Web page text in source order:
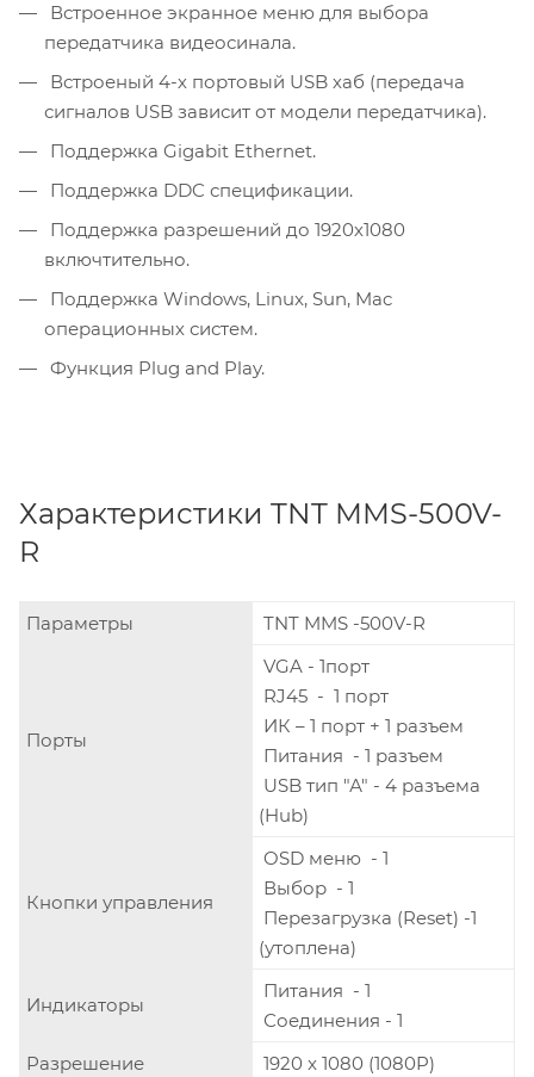
Встроенное экранное меню для выбора
передатчика видеосинала.
Встроеный 4-х портовый USB хаб (передача
сигналов USB зависит от модели передатчика).
Поддержка Gigabit Ethernet.
Поддержка DDC спецификации.
Поддержка разрешений до 1920х1080
включтительно.
Поддержка Windows, Linux, Sun, Mac
операционных систем.
Функция Plug and Play.
Характеристики TNT MMS-500V-
R
Параметры TNT MMS -500V-R
Порты
VGA - 1порт
RJ45 - 1 порт
ИК – 1 порт + 1 разъем
Питания - 1 разъем
USB тип "А" - 4 разъема
(Hub)
Кнопки управления
OSD меню - 1
Выбор - 1
Перезагрузка (Reset) -1
(утоплена)
Индикаторы
Питания - 1
Соединения - 1
Разрешение
1920 x 1080 (1080P)